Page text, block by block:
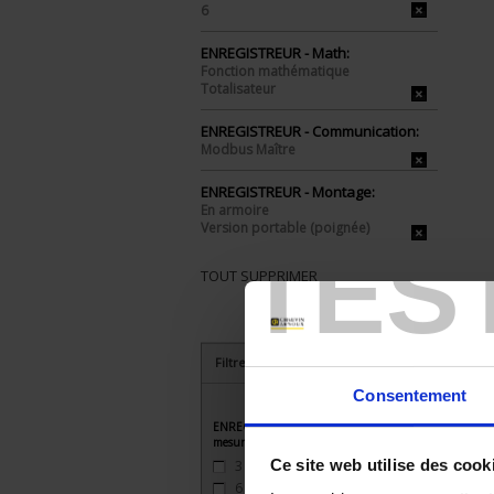
Consentement
Ce site web utilise des
6
ENREGISTREUR - Math:
Fonction mathématique
Totalisateur
ENREGISTREUR - Communication:
Modbus Maître
ENREGISTREUR - Montage:
En armoire
Version portable (poignée)
TOUT SUPPRIMER
Filtrer les produits par critères
ENREGISTREUR - Nombre de voies de
mesure
3
6